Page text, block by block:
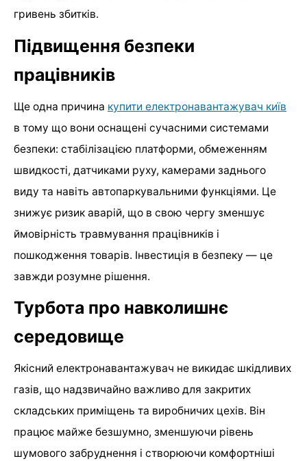
гривень збитків.
Підвищення безпеки
працівників
Ще одна причина купити електронавантажувач київ
в тому що вони оснащені сучасними системами
безпеки: стабілізацією платформи, обмеженням
швидкості, датчиками руху, камерами заднього
виду та навіть автопаркувальними функціями. Це
знижує ризик аварій, що в свою чергу зменшує
ймовірність травмування працівників і
пошкодження товарів. Інвестиція в безпеку — це
завжди розумне рішення.
Турбота про навколишнє
середовище
Якісний електронавантажувач не викидає шкідливих
газів, що надзвичайно важливо для закритих
складських приміщень та виробничих цехів. Він
працює майже безшумно, зменшуючи рівень
шумового забруднення і створюючи комфортніші